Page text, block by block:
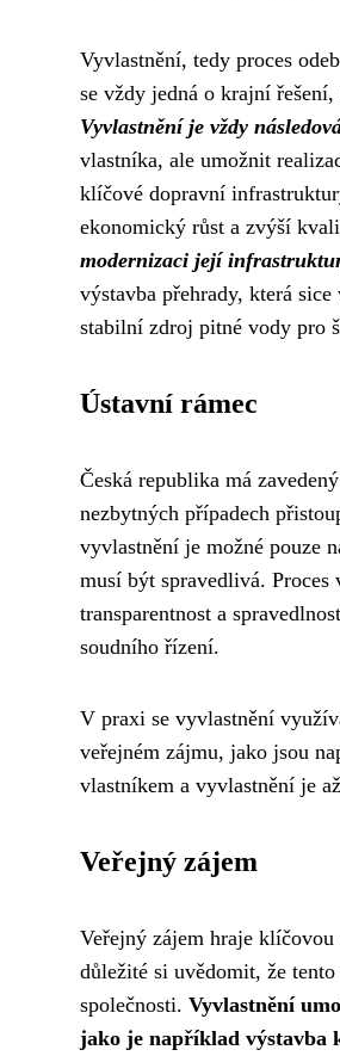
Vyvlastnění, tedy proces
se vždy jedná o krajní
Vyvlastnění je vždy
vlastníka, ale umožnit
klíčové dopravní
ekonomický růst a zvýší
modernizaci její
výstavba přehrady, která
stabilní zdroj pitné vody pro
Ústavní rámec
Česká republika má
nezbytných případech
vyvlastnění je možné pouze
musí být spravedlivá. Proces
transparentnost a
soudního řízení.
V praxi se vyvlastnění
veřejném zájmu, jako jsou
vlastníkem a vyvlastnění je
Veřejný zájem
Veřejný zájem hraje
důležité si uvědomit, že
společnosti. Vyvlastnění
jako je například výstavba